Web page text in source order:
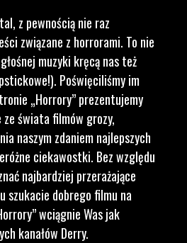
z pewnością nie raz
związane z horrorami. To nie
muzyki kręcą nas też
Poświęciliśmy im
„Horrory” prezentujemy
świata filmów grozy,
naszym zdaniem najlepszych
ciekawostki. Bez względu
najbardziej przerażające
szukacie dobrego filmu na
wciągnie Was jak
kanałów Derry.